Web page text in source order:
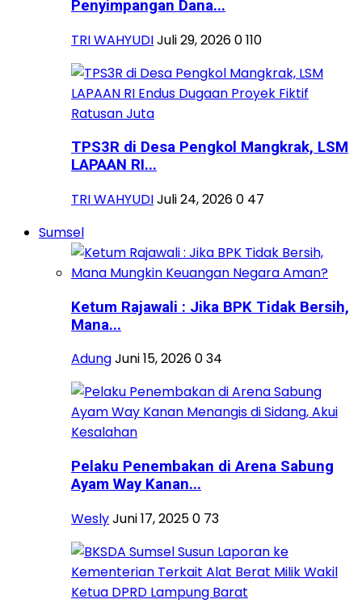
Penyimpangan Dana...
TRI WAHYUDIJuli 29, 20260110
TPS3R di Desa Pengkol Mangkrak, LSM
LAPAAN RI...
TRI WAHYUDIJuli 24, 20260 47
Sumsel
Ketum Rajawali : Jika BPK Tidak Bersih,
Mana...
AdungJuni 15, 2026034
Pelaku Penembakan di Arena Sabung
Ayam Way Kanan...
WeslyJuni 17, 20250 73